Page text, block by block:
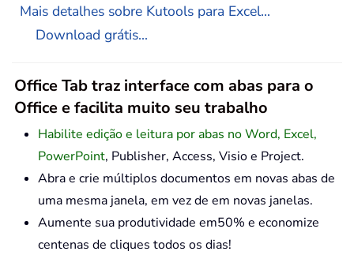
Mais detalhes sobre Kutools para Excel...
Download grátis...
Office Tab traz interface com abas para o
Office e facilita muito seu trabalho
Habilite edição e leitura por abas no Word, Excel,
PowerPoint, Publisher, Access, Visio e Project.
Abra e crie múltiplos documentos em novas abas de
uma mesma janela, em vez de em novas janelas.
Aumente sua produtividade em50% e economize
centenas de cliques todos os dias!